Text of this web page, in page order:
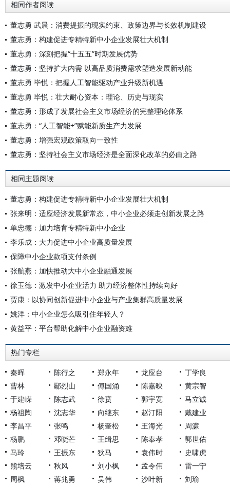
相同作者阅读
董志勇 武晨：消费提振的现实约束、政策边界与长效机制建设
董志勇：构建促进专精特新中小企业发展壮大机制
董志勇：深刻把握“十五五”时期发展优势
董志勇：坚持扩大内需 以高品质消费需求塑造发展新动能
董志勇 毕悦：把握人工智能驱动产业升级新机遇
董志勇 毕悦：壮大耐心资本：理论、历史与现实
董志勇：形成了发展社会主义市场经济的完整理论体系
董志勇：“人工智能+”赋能新质生产力发展
董志勇：增强宏观政策取向一致性
董志勇：坚持社会主义市场经济是全面深化改革的必由之路
相同主题阅读
董志勇：构建促进专精特新中小企业发展壮大机制
张来明：适应经济发展新常态，中小企业必须走创新发展之路
单忠德：加力培育专精特新中小企业
李乐成：大力促进中小企业高质量发展
保障中小企业款项支付条例
张航燕：加快推动大中小企业融通发展
徐玉德：激发中小企业活力 助力经济整体性持续向好
贾康：以协同创新促进中小企业与产业集群高质量发展
姚洋：中小企业怎么吸引住年轻人？
黄益平：平台帮助化解中小企业融资难
热门专栏
秦晖 陈行之 郑永年 龙应台
丁学良
曹林
鄢烈山 傅国涌 陈嘉映
黄宗智
于建嵘
陈志武 徐贲 郭宇宽
马立诚
杨祖陶
沈志华 向继东 赵汀阳
戴建业
李昌平
张鸣 杨奎松 王海光
周濂
杨鹏
邓晓芒 王缉思 陈奉孝
郭世佑
马玲
王振东 狄马 袁伟时
史啸虎
熊培云
秋风 刘小枫 孟令伟
雷一宁
周枫
蒋兆勇 吴伟 沙叶新
刘瑜